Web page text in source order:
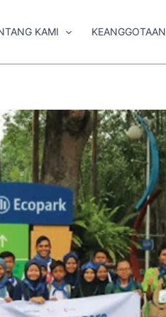
KAMI KEANGGOTAAN